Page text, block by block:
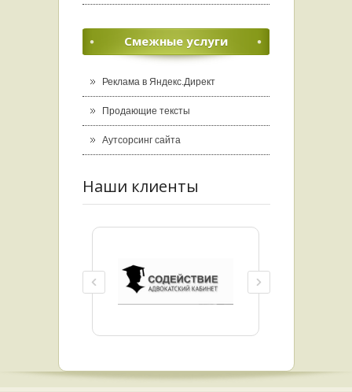
Смежные услуги
Реклама в Яндекс.Директ
Продающие тексты
Аутсорсинг сайта
Наши клиенты